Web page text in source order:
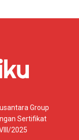
Group
Sertifikat
2025